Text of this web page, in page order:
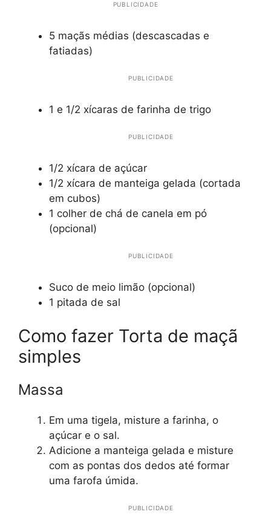
PUBLICIDADE
5 maçãs médias (descascadas e
fatiadas)
PUBLICIDADE
1 e 1/2 xícaras de farinha de trigo
PUBLICIDADE
1/2 xícara de açúcar
1/2 xícara de manteiga gelada (cortada
em cubos)
1 colher de chá de canela em pó
(opcional)
PUBLICIDADE
Suco de meio limão (opcional)
1 pitada de sal
Como fazer Torta de maçã
simples
Massa
Em uma tigela, misture a farinha, o
açúcar e o sal.
Adicione a manteiga gelada e misture
com as pontas dos dedos até formar
uma farofa úmida.
PUBLICIDADE